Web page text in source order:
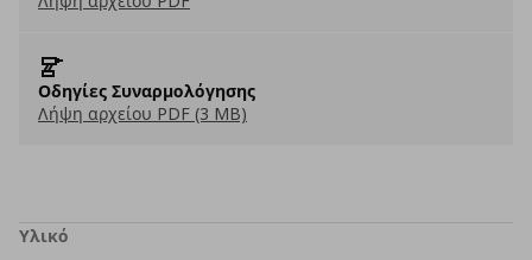
Οδηγίες Συναρμολόγησης
Λήψη αρχείου PDF (3 MB)
Υλικό